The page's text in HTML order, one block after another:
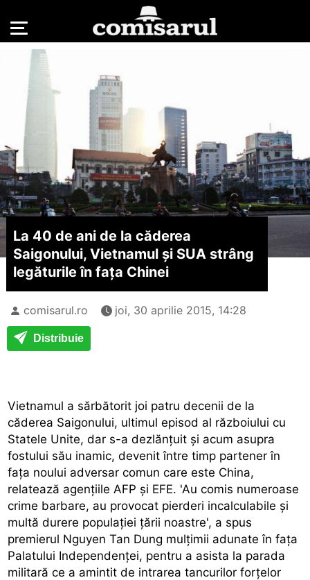
La 40 de ani de la căderea
Saigonului, Vietnamul și SUA strâng
legăturile în fața Chinei
comisarul.ro joi, 30 aprilie 2015, 14:28
Distribuie
Vietnamul a sărbătorit joi patru decenii de la
căderea Saigonului, ultimul episod al războiului cu
Statele Unite, dar s-a dezlănțuit și acum asupra
fostului său inamic, devenit între timp partener în
fața noului adversar comun care este China,
relatează agențiile AFP și EFE. 'Au comis numeroase
crime barbare, au provocat pierderi incalculabile și
multă durere populației țării noastre', a spus
premierul Nguyen Tan Dung mulțimii adunate în fața
Palatului Independenței, pentru a asista la parada
militară ce a amintit de intrarea tancurilor forțelor